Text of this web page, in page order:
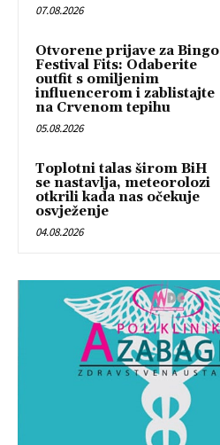
07.08.2026
Otvorene prijave za Bingo
Festival Fits: Odaberite
outfit s omiljenim
influencerom i zablistajte
na Crvenom tepihu
05.08.2026
Toplotni talas širom BiH
se nastavlja, meteorolozi
otkrili kada nas očekuje
osvježenje
04.08.2026